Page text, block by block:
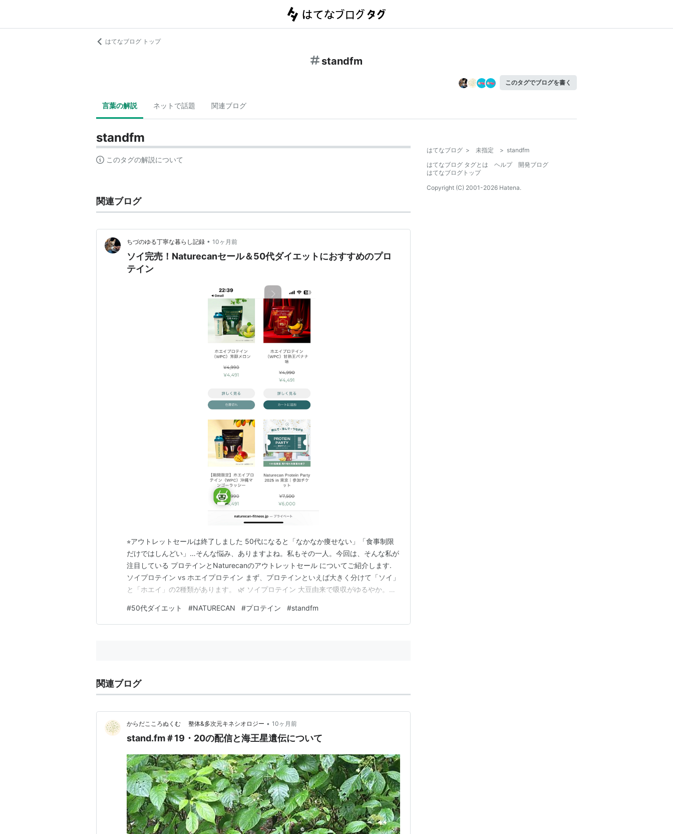
はてなブログ トップ
standfm
このタグでブログを書く
言葉の解説 ネットで話題 関連ブログ
standfm
このタグの解説について
関連ブログ
ちづのゆる丁寧な暮らし記録 • 10ヶ月前
ソイ完売！Naturecanセール＆50代ダイエットにおすすめのプロ
テイン
⭐︎アウトレットセールは終了しました 50代になると「なかなか痩せない」「食事制限
だけではしんどい」…そんな悩み、ありますよね。私もその一人。今回は、そんな私が
注目している プロテインとNaturecanのアウトレットセール についてご紹介します.
ソイプロテイン vs ホエイプロテイン まず、プロテインといえば大きく分けて「ソイ」
と「ホエイ」の2種類があります。 🌿 ソイプロテイン 大豆由来で吸収がゆるやか。腹
牛乳由来で吸収が早く、筋肉修復・トレーニング後に最適。筋トレ派の人におすすめ。
目的によって選び方を変…
#50代ダイエット #NATURECAN #プロテイン #standfm
関連ブログ
からだこころぬくむ 整体&多次元キネシオロジー • 10ヶ月前
stand.fm＃19・20の配信と海王星遺伝について
はてなブログ > 未指定 > standfm
はてなブログ タグとは
ヘルプ
開発ブログ
はてなブログトップ
Copyright (C) 2001-2026 Hatena.